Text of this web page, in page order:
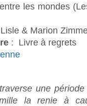
les mondes
& Marion
: Livre à regrets
une
la renie à